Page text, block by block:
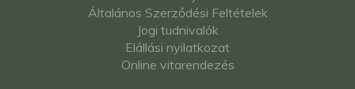
Általános Szerződési Feltételek
Jogi tudnivalók
Elállási nyilatkozat
Online vitarendezés